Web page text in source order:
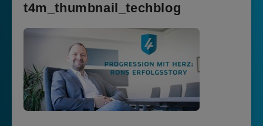
t4m_thumbnail_techblog